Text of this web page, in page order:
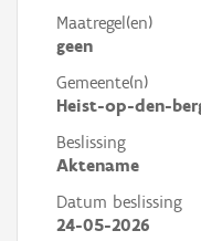
Maatregel(en)
geen
Gemeente(n)
Heist-op-den-
Beslissing
Aktename
Datum beslissing
24-05-2026